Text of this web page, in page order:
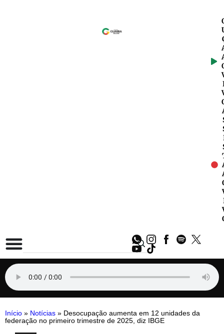
Início » Notícias » Desocupação aumenta em 12 unidades da
federação no primeiro trimestre de 2025, diz IBGE